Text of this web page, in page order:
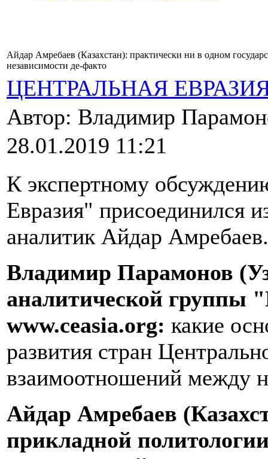
Айдар Амребаев (Казахстан): практически ни в одном
независимости де-факто
ЦЕНТРАЛЬНАЯ
Автор: Владимир
28.01.2019 11:21
К экспертному
Евразия" присоединился
аналитик Айдар Амребаев.
Владимир Парамонов
аналитической группы
www.ceasia.org: какие
развития стран
взаимоотношений между
Айдар Амребаев
прикладной